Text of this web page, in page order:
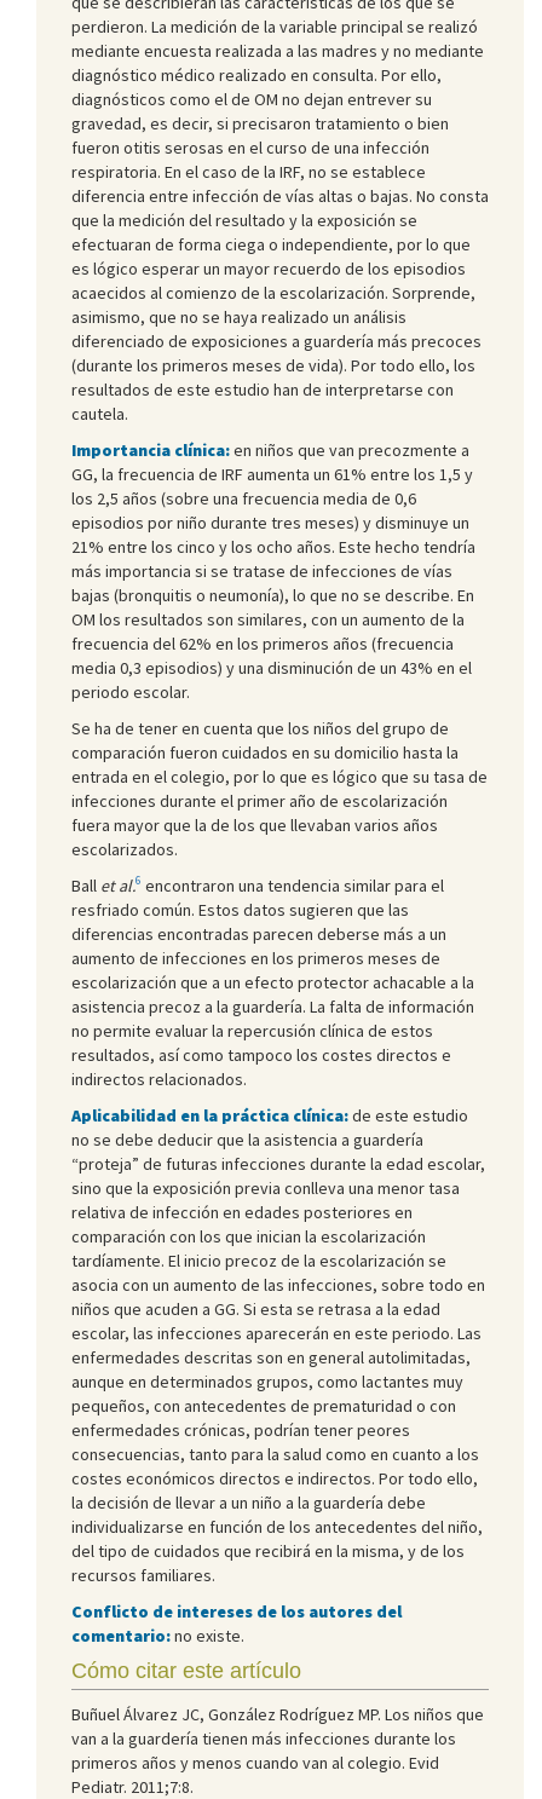
perdieron. La medición de la variable principal se realizó
mediante encuesta realizada a las madres y no mediante
diagnóstico médico realizado en consulta. Por ello,
diagnósticos como el de OM no dejan entrever su
gravedad, es decir, si precisaron tratamiento o bien
fueron otitis serosas en el curso de una infección
respiratoria. En el caso de la IRF, no se establece
diferencia entre infección de vías altas o bajas. No consta
que la medición del resultado y la exposición se
efectuaran de forma ciega o independiente, por lo que
es lógico esperar un mayor recuerdo de los episodios
acaecidos al comienzo de la escolarización. Sorprende,
asimismo, que no se haya realizado un análisis
diferenciado de exposiciones a guardería más precoces
(durante los primeros meses de vida). Por todo ello, los
resultados de este estudio han de interpretarse con
cautela.
Importancia clínica:en niños que van precozmente a
GG, la frecuencia de IRF aumenta un 61% entre los 1,5 y
los 2,5 años (sobre una frecuencia media de 0,6
episodios por niño durante tres meses) y disminuye un
21% entre los cinco y los ocho años. Este hecho tendría
más importancia si se tratase de infecciones de vías
bajas (bronquitis o neumonía), lo que no se describe. En
OM los resultados son similares, con un aumento de la
frecuencia del 62% en los primeros años (frecuencia
media 0,3 episodios) y una disminución de un 43% en el
periodo escolar.
Se ha de tener en cuenta que los niños del grupo de
comparación fueron cuidados en su domicilio hasta la
entrada en el colegio, por lo que es lógico que su tasa de
infecciones durante el primer año de escolarización
fuera mayor que la de los que llevaban varios años
escolarizados.
Ball et al.6 encontraron una tendencia similar para el
resfriado común. Estos datos sugieren que las
diferencias encontradas parecen deberse más a un
aumento de infecciones en los primeros meses de
escolarización que a un efecto protector achacable a la
asistencia precoz a la guardería. La falta de información
no permite evaluar la repercusión clínica de estos
resultados, así como tampoco los costes directos e
indirectos relacionados.
Aplicabilidad en la práctica clínica:de este estudio
no se debe deducir que la asistencia a guardería
“proteja” de futuras infecciones durante la edad escolar,
sino que la exposición previa conlleva una menor tasa
relativa de infección en edades posteriores en
comparación con los que inician la escolarización
tardíamente. El inicio precoz de la escolarización se
asocia con un aumento de las infecciones, sobre todo en
niños que acuden a GG. Si esta se retrasa a la edad
escolar, las infecciones aparecerán en este periodo. Las
enfermedades descritas son en general autolimitadas,
aunque en determinados grupos, como lactantes muy
pequeños, con antecedentes de prematuridad o con
enfermedades crónicas, podrían tener peores
consecuencias, tanto para la salud como en cuanto a los
costes económicos directos e indirectos. Por todo ello,
la decisión de llevar a un niño a la guardería debe
individualizarse en función de los antecedentes del niño,
del tipo de cuidados que recibirá en la misma, y de los
recursos familiares.
Conflicto de intereses de los autores del
comentario:no existe.
Cómo citar este artículo
Buñuel Álvarez JC, González Rodríguez MP. Los niños que
van a la guardería tienen más infecciones durante los
primeros años y menos cuando van al colegio. Evid
Pediatr. 2011;7:8.